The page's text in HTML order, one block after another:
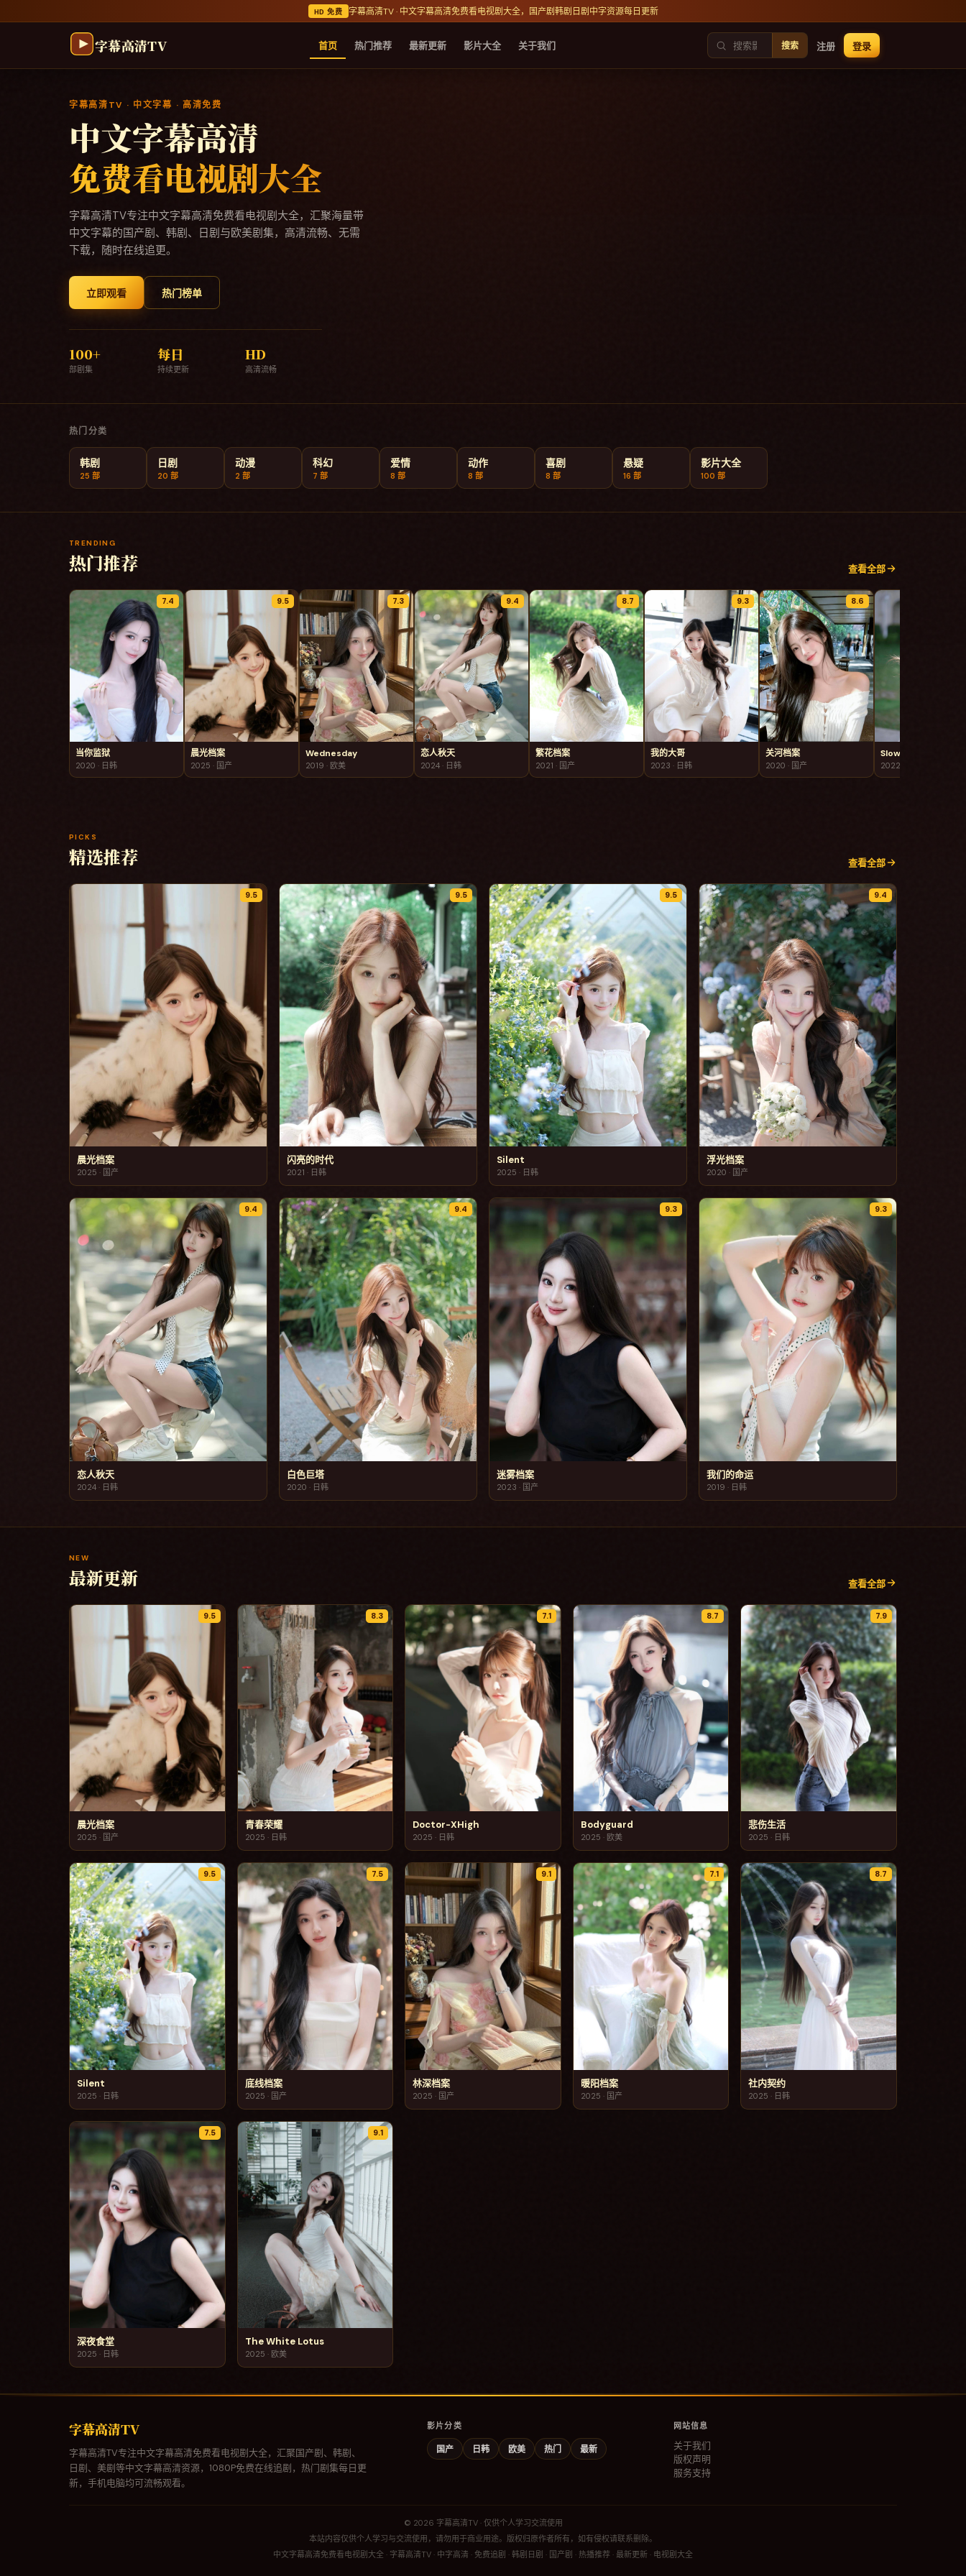
HD 免费 字幕高清TV · 中文字幕高清免费看电视剧大全，国产剧韩剧日剧中字资源每日更新
字幕高清TV 首页 热门推荐 最新更新 影片大全 关于我们 搜索 注册 登录
字幕高清TV · 中文字幕 · 高清免费
中文字幕高清
免费看电视剧大全
字幕高清TV专注中文字幕高清免费看电视剧大全，汇聚海量带
中文字幕的国产剧、韩剧、日剧与欧美剧集，高清流畅、无需
下载，随时在线追更。
立即观看 热门榜单
100+
部剧集
每日
持续更新
HD
高清流畅
热门分类
韩剧
25 部
日剧
20 部
动漫
2 部
科幻
7 部
爱情
8 部
动作
8 部
喜剧
8 部
悬疑
16 部
影片大全
100 部
TRENDING
热门推荐 查看全部
7.4
当你监狱
2020 · 日韩
9.5
晨光档案
2025 · 国产
7.3
Wednesday
2019 · 欧美
9.4
恋人秋天
2024 · 日韩
8.7
繁花档案
2021 · 国产
9.3
我的大哥
2023 · 日韩
8.6
关河档案
2020 · 国产
Slow Horses
2022
PICKS
精选推荐 查看全部
9.5
晨光档案
2025 · 国产
9.5
闪亮的时代
2021 · 日韩
9.5
Silent
2025 · 日韩
9.4
浮光档案
2020 · 国产
9.4
恋人秋天
2024 · 日韩
9.4
白色巨塔
2020 · 日韩
9.3
迷雾档案
2023 · 国产
9.3
我们的命运
2019 · 日韩
NEW
最新更新 查看全部
9.5
晨光档案
2025 · 国产
8.3
青春荣耀
2025 · 日韩
7.1
Doctor-XHigh
2025 · 日韩
8.7
Bodyguard
2025 · 欧美
7.9
悲伤生活
2025 · 日韩
9.5
Silent
2025 · 日韩
7.5
底线档案
2025 · 国产
9.1
林深档案
2025 · 国产
7.1
暖阳档案
2025 · 国产
8.7
社内契约
2025 · 日韩
7.5
深夜食堂
2025 · 日韩
9.1
The White Lotus
2025 · 欧美
字幕高清TV
字幕高清TV专注中文字幕高清免费看电视剧大全，汇聚国产剧、韩剧、
日剧、美剧等中文字幕高清资源，1080P免费在线追剧，热门剧集每日更
新，手机电脑均可流畅观看。
影片分类
国产 日韩 欧美 热门 最新
网站信息
关于我们
版权声明
服务支持
© 2026 字幕高清TV· 仅供个人学习交流使用
本站内容仅供个人学习与交流使用，请勿用于商业用途。版权归原作者所有，如有侵权请联系删除。
中文字幕高清免费看电视剧大全 · 字幕高清TV · 中字高清 · 免费追剧 · 韩剧日剧 · 国产剧 · 热播推荐 · 最新更新 · 电视剧大全